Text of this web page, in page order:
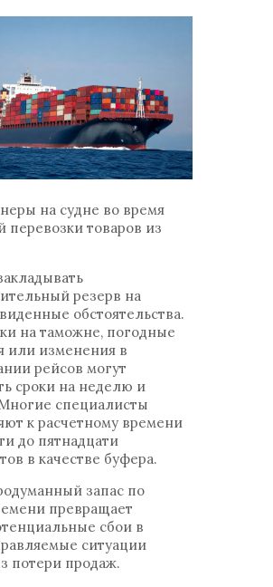
на судне во время
перевозки товаров из
резерв на
обстоятельства.
на таможне, погодные
или изменения в
рейсов могут
сроки на неделю и
специалисты
к расчетному времени
до пятнадцати
в качестве буфера.
запас по
превращает
сбои в
ситуации
потери продаж.